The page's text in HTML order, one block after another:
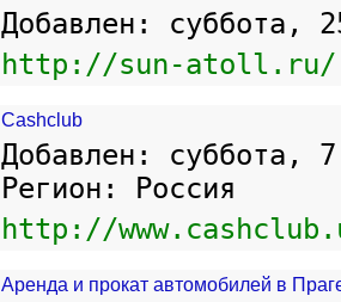
Добавлен: суббота,
http://sun-atoll.ru/
Cashclub
Добавлен: суббота,
Регион: Россия
http://
Аренда и прокат автомобилей в